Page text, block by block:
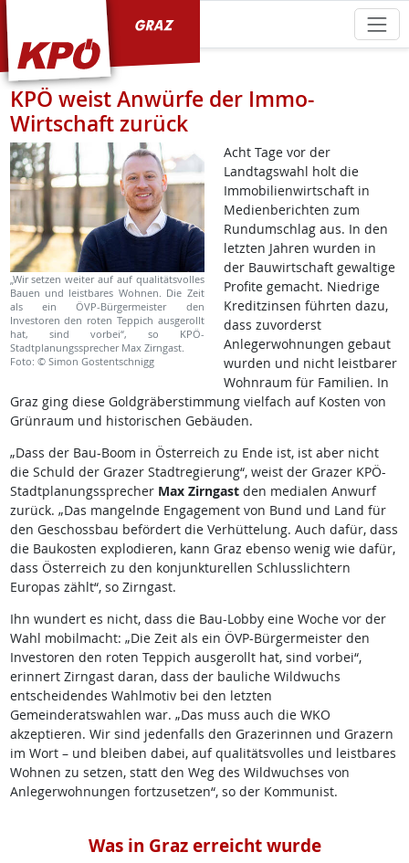
KPÖ weist Anwürfe der Immo-
Wirtschaft zurück
„Wir setzen weiter auf auf qualitätsvolles
Bauen und leistbares Wohnen. Die Zeit
als ein ÖVP-Bürgermeister den
Investoren den roten Teppich ausgerollt
hat, sind vorbei“, so KPÖ-
Stadtplanungssprecher Max Zirngast.
Foto: © Simon Gostentschnigg
Acht Tage vor der
Landtagswahl holt die
Immobilienwirtschaft in
Medienberichten zum
Rundumschlag aus. In den
letzten Jahren wurden in
der Bauwirtschaft gewaltige
Profite gemacht. Niedrige
Kreditzinsen führten dazu,
dass zuvorderst
Anlegerwohnungen gebaut
wurden und nicht leistbarer
Wohnraum für Familien. In
Graz ging diese Goldgräberstimmung vielfach auf Kosten von
Grünraum und historischen Gebäuden.
„Dass der Bau-Boom in Österreich zu Ende ist, ist aber nicht
die Schuld der Grazer Stadtregierung“, weist der Grazer KPÖ-
StadtplanungssprecherMax Zirngastden medialen Anwurf
zurück. „Das mangelnde Engagement von Bund und Land für
den Geschossbau befördert die Verhüttelung. Auch dafür, dass
die Baukosten explodieren, kann Graz ebenso wenig wie dafür,
dass Österreich zu den konjunkturellen Schlusslichtern
Europas zählt“, so Zirngast.
Ihn wundert es nicht, dass die Bau-Lobby eine Woche vor der
Wahl mobilmacht: „Die Zeit als ein ÖVP-Bürgermeister den
Investoren den roten Teppich ausgerollt hat, sind vorbei“,
erinnert Zirngast daran, dass der bauliche Wildwuchs
entscheidendes Wahlmotiv bei den letzten
Gemeinderatswahlen war. „Das muss auch die WKO
akzeptieren. Wir sind jedenfalls den Grazerinnen und Grazern
im Wort – und bleiben dabei, auf qualitätsvolles und leistbares
Wohnen zu setzen, statt den Weg des Wildwuchses von
Anlegerwohnungen fortzusetzen“, so der Kommunist.
Was in Graz erreicht wurde